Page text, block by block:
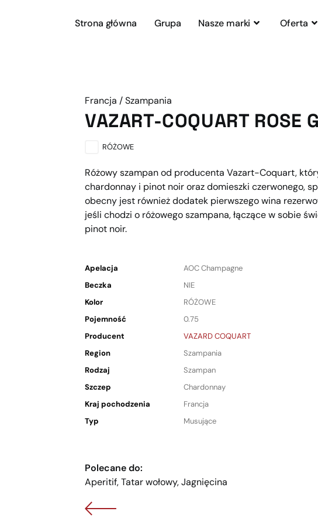
Strona główna Grupa Nasze marki Oferta
Francja / Szampania
VAZART-​COQUART ROSE
RÓŻOWE
Różowy szampan od producenta Vazart-Coquart,
chardonnay i pinot noir oraz domieszki czerwonego,
obecny jest również dodatek pierwszego wina
jeśli chodzi o różowego szampana, łączące w sobie
pinot noir.
Apelacja
AOC Champagne
Beczka
NIE
Kolor
RÓŻOWE
Pojemność
0.75
Producent
VAZARD COQUART
Region
Szampania
Rodzaj
Szampan
Szczep
Chardonnay
Kraj pochodzenia
Francja
Typ
Musujące
Polecane do:
Aperitif, Tatar wołowy, Jagnięcina